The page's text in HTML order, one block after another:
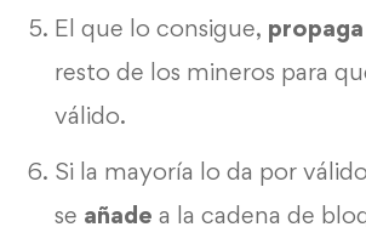
El que lo consigue, propaga
resto de los mineros para
válido.
Si la mayoría lo da por
se añade a la cadena de